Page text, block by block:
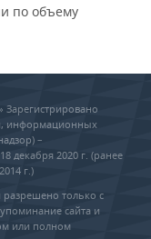
по объему
Зарегистрировано
информационных
–
декабря 2020 г. (ранее
г.)
только с
сайта и
или полном